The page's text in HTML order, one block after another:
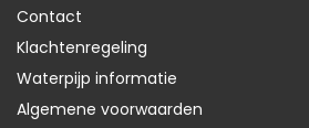
Contact
Klachtenregeling
Waterpijp informatie
Algemene voorwaarden